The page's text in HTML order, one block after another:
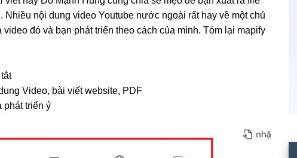
Nhiều nội dung video Youtube nước ngoài rất hay về một chủ
đó và bạn phát triển theo cách của mình. Tóm lại mapify
Video, bài viết website, PDF
phát triển ý